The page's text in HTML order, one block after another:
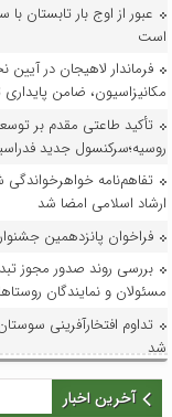
عبور از اوج بار تابستان
است
فرماندار لاهیجان در
مکانیزاسیون، ضامن
تأکید طاعتی مقدم بر
روسیه؛سرکنسول جدید
تفاهم‌نامه
ارشاد اسلامی امضا شد
فراخوان پانزدهمین
بررسی روند صدور مجوز
مسئولان و نمایندگان
تداوم افتخارآفرینی
شد
فرماندار لاهیجان در
چای، فرصتی برای تقویت
آخرین اخبار